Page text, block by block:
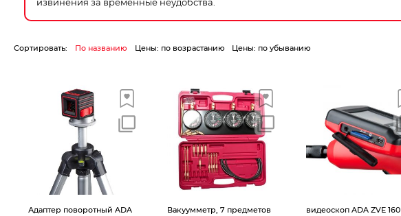
извинения за временные неудобства.
Сортировать: По названию Цены: по возрастанию Цены: по убыванию
Адаптер поворотный ADA
Вакуумметр, 7 предметов
видеоскоп ADA ZVE 160